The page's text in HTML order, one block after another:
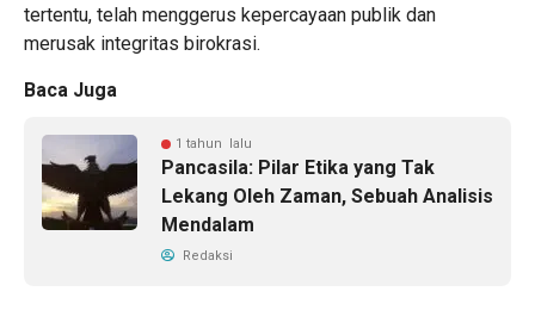
tertentu, telah menggerus kepercayaan publik dan
merusak integritas birokrasi.
Baca Juga
1 tahun lalu
Pancasila: Pilar Etika yang Tak
Lekang Oleh Zaman, Sebuah Analisis
Mendalam
Redaksi